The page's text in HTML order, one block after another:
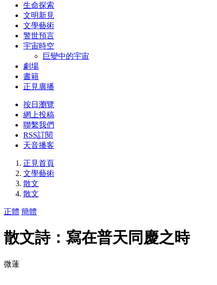
生命探索
文明新見
文學藝術
警世預言
宇宙時空
巨變中的宇宙
劇場
書籍
正見廣播
按日瀏覽
網上投稿
聯繫我們
RSS訂閱
天音播客
正見首頁
文學藝術
散文
散文
正體 簡體
散文詩：寫在普天同慶之時
微蓮